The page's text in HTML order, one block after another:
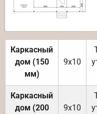
Каркасный
дом (150
мм)
9х10
Каркасный
дом (200
9х10